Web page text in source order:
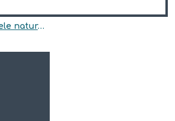
Ghete fete din piele naturala model RHEA